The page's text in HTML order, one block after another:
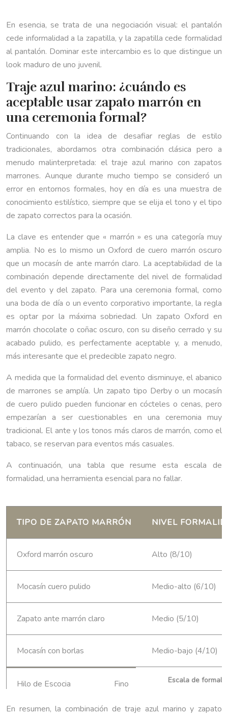
En esencia, se trata de una negociación visual: el pantalón
cede informalidad a la zapatilla, y la zapatilla cede formalidad
al pantalón. Dominar este intercambio es lo que distingue un
look maduro de uno juvenil.
Traje azul marino: ¿cuándo es
aceptable usar zapato marrón en
una ceremonia formal?
Continuando con la idea de desafiar reglas de estilo
tradicionales, abordamos otra combinación clásica pero a
menudo malinterpretada: el traje azul marino con zapatos
marrones. Aunque durante mucho tiempo se consideró un
error en entornos formales, hoy en día es una muestra de
conocimiento estilístico, siempre que se elija el tono y el tipo
de zapato correctos para la ocasión.
La clave es entender que « marrón » es una categoría muy
amplia. No es lo mismo un Oxford de cuero marrón oscuro
que un mocasín de ante marrón claro. La aceptabilidad de la
combinación depende directamente del nivel de formalidad
del evento y del zapato. Para una ceremonia formal, como
una boda de día o un evento corporativo importante, la regla
es optar por la máxima sobriedad. Un zapato Oxford en
marrón chocolate o coñac oscuro, con su diseño cerrado y su
acabado pulido, es perfectamente aceptable y, a menudo,
más interesante que el predecible zapato negro.
A medida que la formalidad del evento disminuye, el abanico
de marrones se amplía. Un zapato tipo Derby o un mocasín
de cuero pulido pueden funcionar en cócteles o cenas, pero
empezarían a ser cuestionables en una ceremonia muy
tradicional. El ante y los tonos más claros de marrón, como el
tabaco, se reservan para eventos más casuales.
A continuación, una tabla que resume esta escala de
formalidad, una herramienta esencial para no fallar.
Escala de
TIPO DE ZAPATO MARRÓN NIVEL
Oxford marrón oscuro Alto (8/10)
Mocasín cuero pulido Medio-alto (6/10)
Zapato ante marrón claro Medio (5/10)
Mocasín con borlas Medio-bajo (4/10)
En resumen, la combinación de traje azul marino y zapato